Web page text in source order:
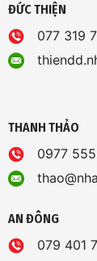
ĐỨC THIỆN
077 319
THANH THẢO
0977
AN ĐÔNG
079 401